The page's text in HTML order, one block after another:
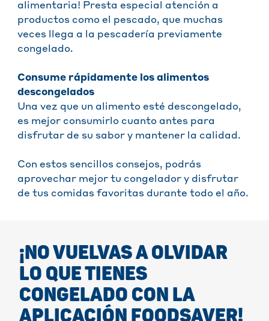
alimentaria! Presta especial atención a
productos como el pescado, que muchas
veces llega a la pescadería previamente
congelado.
Consume rápidamente los alimentos
descongelados
Una vez que un alimento esté descongelado,
es mejor consumirlo cuanto antes para
disfrutar de su sabor y mantener la calidad.
Con estos sencillos consejos, podrás
aprovechar mejor tu congelador y disfrutar
de tus comidas favoritas durante todo el año.
¡NO VUELVAS A OLVIDAR
LO QUE TIENES
CONGELADO CON LA
APLICACIÓN FOODSAVER!